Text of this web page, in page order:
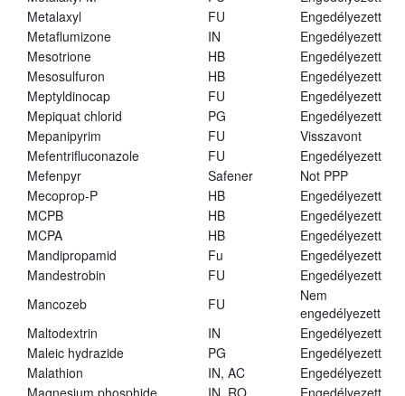
Metalaxyl
FU
Engedélyezett
Metaflumizone
IN
Engedélyezett
Mesotrione
HB
Engedélyezett
Mesosulfuron
HB
Engedélyezett
Meptyldinocap
FU
Engedélyezett
Mepiquat chlorid
PG
Engedélyezett
Mepanipyrim
FU
Visszavont
Mefentrifluconazole
FU
Engedélyezett
Mefenpyr
Safener
Not PPP
Mecoprop-P
HB
Engedélyezett
MCPB
HB
Engedélyezett
MCPA
HB
Engedélyezett
Mandipropamid
Fu
Engedélyezett
Mandestrobin
FU
Engedélyezett
Mancozeb
FU
Nem
engedélyezett
Maltodextrin
IN
Engedélyezett
Maleic hydrazide
PG
Engedélyezett
Malathion
IN, AC
Engedélyezett